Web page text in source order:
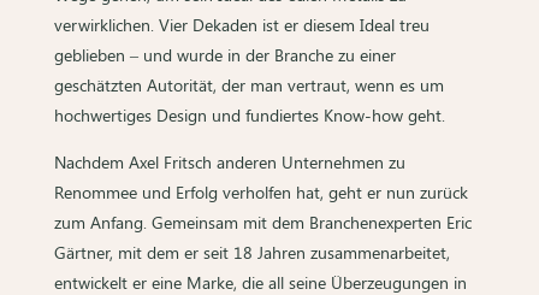
verwirklichen. Vier Dekaden ist er diesem Ideal treu
geblieben – und wurde in der Branche zu einer
geschätzten Autorität, der man vertraut, wenn es um
hochwertiges Design und fundiertes Know-how geht.
Nachdem Axel Fritsch anderen Unternehmen zu
Renommee und Erfolg verholfen hat, geht er nun zurück
zum Anfang. Gemeinsam mit dem Branchenexperten Eric
Gärtner, mit dem er seit 18 Jahren zusammenarbeitet,
entwickelt er eine Marke, die all seine Überzeugungen in